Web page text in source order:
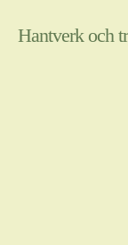
Hantverk och